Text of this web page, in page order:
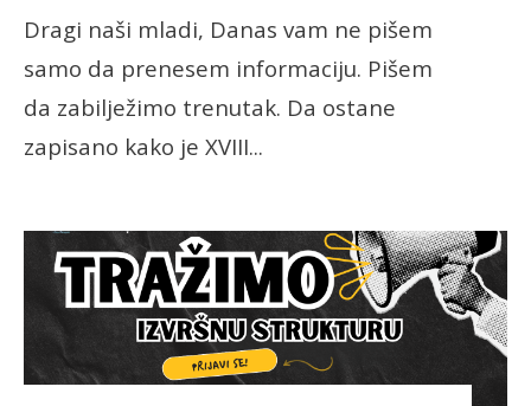
Dragi naši mladi, Danas vam ne pišem
samo da prenesem informaciju. Pišem
da zabilježimo trenutak. Da ostane
zapisano kako je XVIII...